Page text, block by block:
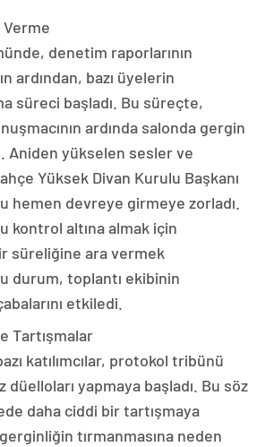
Verme
denetim raporlarının
ardından, bazı üyelerin
süreci başladı. Bu süreçte,
ardında salonda gergin
yükselen sesler ve
Yüksek Divan Kurulu Başkanı
hemen devreye girmeye zorladı.
kontrol altına almak için
süreliğine ara vermek
durum, toplantı ekibinin
etkiledi.
Tartışmalar
katılımcılar, protokol tribünü
düelloları yapmaya başladı. Bu söz
daha ciddi bir tartışmaya
tırmanmasına neden